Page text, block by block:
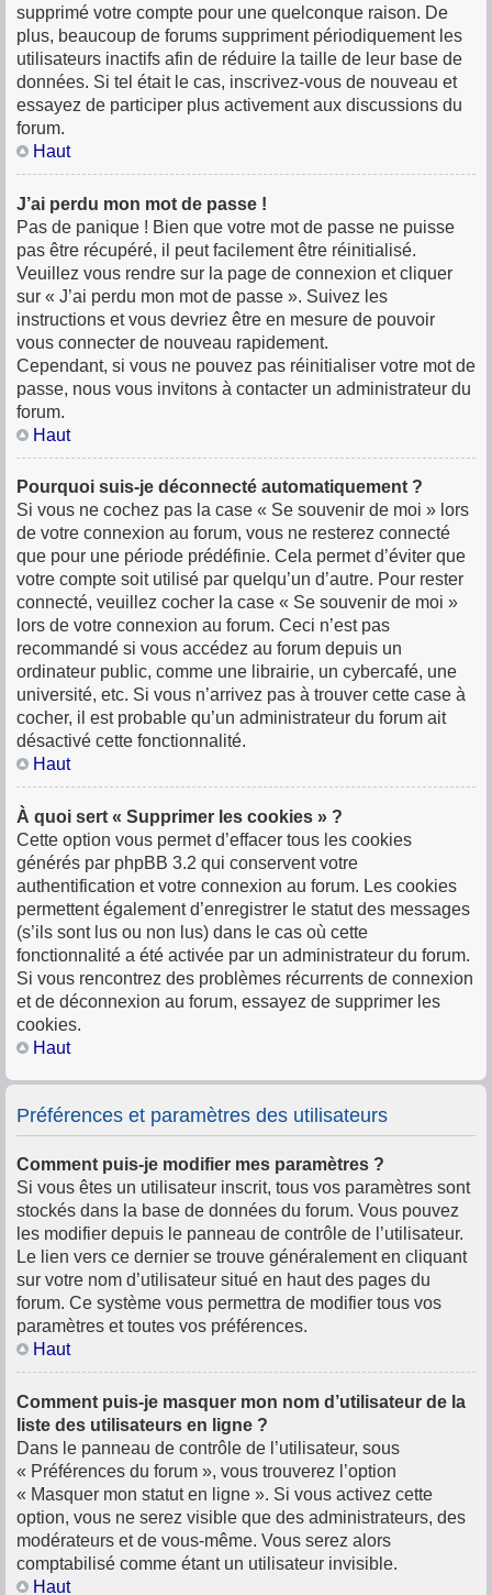
supprimé votre compte pour une quelconque raison. De
plus, beaucoup de forums suppriment périodiquement les
utilisateurs inactifs afin de réduire la taille de leur base de
données. Si tel était le cas, inscrivez-vous de nouveau et
essayez de participer plus activement aux discussions du
forum.
Haut
J’ai perdu mon mot de passe !
Pas de panique ! Bien que votre mot de passe ne puisse
pas être récupéré, il peut facilement être réinitialisé.
Veuillez vous rendre sur la page de connexion et cliquer
sur « J’ai perdu mon mot de passe ». Suivez les
instructions et vous devriez être en mesure de pouvoir
vous connecter de nouveau rapidement.
Cependant, si vous ne pouvez pas réinitialiser votre mot de
passe, nous vous invitons à contacter un administrateur du
forum.
Haut
Pourquoi suis-je déconnecté automatiquement ?
Si vous ne cochez pas la case « Se souvenir de moi » lors
de votre connexion au forum, vous ne resterez connecté
que pour une période prédéfinie. Cela permet d’éviter que
votre compte soit utilisé par quelqu’un d’autre. Pour rester
connecté, veuillez cocher la case « Se souvenir de moi »
lors de votre connexion au forum. Ceci n’est pas
recommandé si vous accédez au forum depuis un
ordinateur public, comme une librairie, un cybercafé, une
université, etc. Si vous n’arrivez pas à trouver cette case à
cocher, il est probable qu’un administrateur du forum ait
désactivé cette fonctionnalité.
Haut
À quoi sert « Supprimer les cookies » ?
Cette option vous permet d’effacer tous les cookies
générés par phpBB 3.2 qui conservent votre
authentification et votre connexion au forum. Les cookies
permettent également d’enregistrer le statut des messages
(s’ils sont lus ou non lus) dans le cas où cette
fonctionnalité a été activée par un administrateur du forum.
Si vous rencontrez des problèmes récurrents de connexion
et de déconnexion au forum, essayez de supprimer les
cookies.
Haut
Préférences et paramètres des utilisateurs
Comment puis-je modifier mes paramètres ?
Si vous êtes un utilisateur inscrit, tous vos paramètres sont
stockés dans la base de données du forum. Vous pouvez
les modifier depuis le panneau de contrôle de l’utilisateur.
Le lien vers ce dernier se trouve généralement en cliquant
sur votre nom d’utilisateur situé en haut des pages du
forum. Ce système vous permettra de modifier tous vos
paramètres et toutes vos préférences.
Haut
Comment puis-je masquer mon nom d’utilisateur de la
liste des utilisateurs en ligne ?
Dans le panneau de contrôle de l’utilisateur, sous
« Préférences du forum », vous trouverez l’option
« Masquer mon statut en ligne ». Si vous activez cette
option, vous ne serez visible que des administrateurs, des
modérateurs et de vous-même. Vous serez alors
comptabilisé comme étant un utilisateur invisible.
Haut